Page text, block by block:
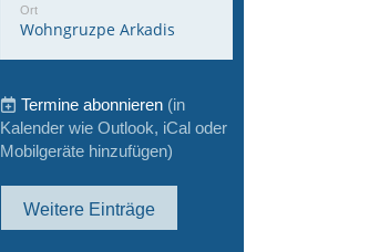
Ort
Wohngruzpe Arkadis
Termine abonnieren (in
Kalender wie Outlook, iCal oder
Mobilgeräte hinzufügen)
Weitere Einträge